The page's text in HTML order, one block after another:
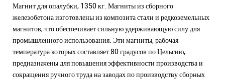
Магнит для опалубки, 1350 кг. Магниты из сборного
железобетона изготовлены из композита стали и редкоземельных
магнитов, что обеспечивает сильную удерживающую силу для
промышленного использования. Эти магниты, рабочая
температура которых составляет 80 градусов по Цельсию,
предназначены для повышения эффективности производства и
сокращения ручного труда на заводах по производству сборных